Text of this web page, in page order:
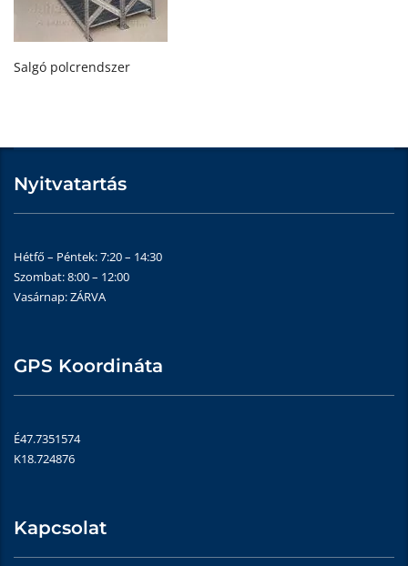
Salgó polcrendszer
Nyitvatartás
Hétfő – Péntek: 7:20 – 14:30
Szombat: 8:00 – 12:00
Vasárnap: ZÁRVA
GPS Koordináta
É47.7351574
K18.724876
Kapcsolat